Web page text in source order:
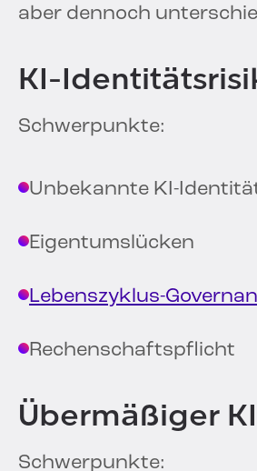
aber dennoch
KI-
Schwerpunkte:
Unbekannte KI-
Eigentumslücken
Lebenszyklus-
Rechenschaftspflicht
Übermäßiger
Schwerpunkte: